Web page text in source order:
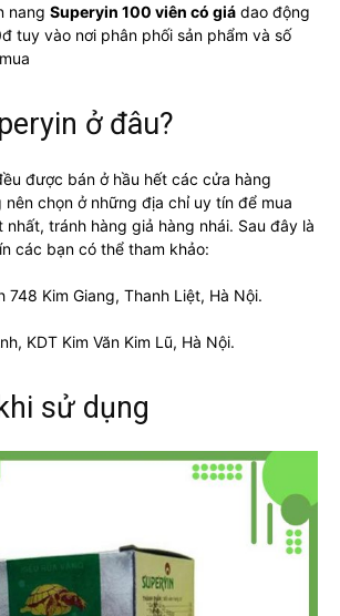
nang Superyin 100 viên có giá dao động
tuy vào nơi phân phối sản phẩm và số
ở đâu?
được bán ở hầu hết các cửa hàng
nên chọn ở những địa chỉ uy tín để mua
tránh hàng giả hàng nhái. Sau đây là
các bạn có thể tham khảo:
748 Kim Giang, Thanh Liệt, Hà Nội.
KDT Kim Văn Kim Lũ, Hà Nội.
sử dụng